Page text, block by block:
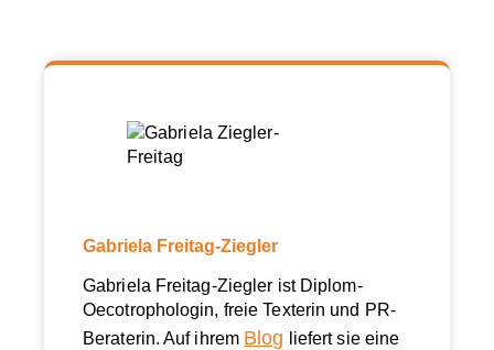
Gabriela Freitag-Ziegler
Gabriela Freitag-Ziegler ist Diplom-
Oecotrophologin, freie Texterin und PR-
Beraterin. Auf ihrem Blog liefert sie eine